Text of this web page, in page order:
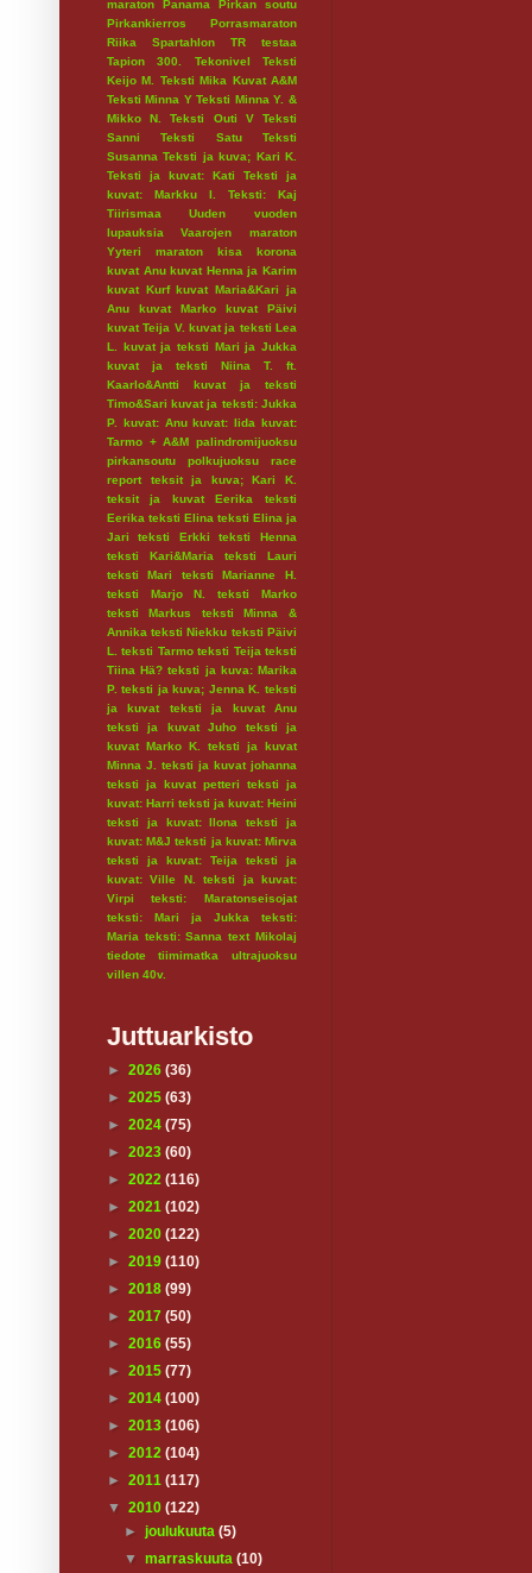
maraton Panama
Pirkan soutu
Pirkankierros
Porrasmaraton
Riika
Spartahlon
TR testaa
Tapion 300.
Tekonivel
Teksti
Keijo M.
Teksti Mika Kuvat A&M
Teksti Minna Y Teksti Minna Y. &
Mikko N.
Teksti Outi V
Teksti
Sanni
Teksti Satu
Teksti
Susanna Teksti ja kuva; Kari K.
Teksti ja kuvat: Kati
Teksti ja
kuvat: Markku I.
Teksti: Kaj
Tiirismaa
Uuden vuoden
lupauksia
Vaarojen maraton
Yyteri maraton
kisa
korona
kuvat Anu kuvat Henna ja Karim
kuvat Kurf kuvat Maria&Kari ja
Anu
kuvat Marko
kuvat Päivi
kuvat Teija V. kuvat ja teksti Lea
L.
kuvat ja teksti Mari ja Jukka
kuvat ja teksti Niina T. ft.
Kaarlo&Antti
kuvat ja teksti
Timo&Sari kuvat ja teksti: Jukka
P.
kuvat: Anu kuvat: Iida kuvat:
Tarmo + A&M palindromijuoksu
pirkansoutu
polkujuoksu
race
report
teksit ja kuva; Kari K.
teksit ja kuvat Eerika
teksti
Eerika teksti Elina teksti Elina ja
Jari
teksti Erkki
teksti Henna
teksti Kari&Maria
teksti Lauri
teksti Mari
teksti Marianne H.
teksti Marjo N.
teksti Marko
teksti Markus
teksti Minna &
Annika teksti Niekku teksti Päivi
L.
teksti Tarmo teksti Teija teksti
Tiina Hä? teksti ja kuva: Marika
P. teksti ja kuva; Jenna K.
teksti
ja kuvat
teksti ja kuvat Anu
teksti ja kuvat Juho
teksti ja
kuvat Marko K.
teksti ja kuvat
Minna J.
teksti ja kuvat johanna
teksti ja kuvat petteri
teksti ja
kuvat: Harri teksti ja kuvat: Heini
teksti ja kuvat: Ilona
teksti ja
kuvat: M&J teksti ja kuvat: Mirva
teksti ja kuvat: Teija
teksti ja
kuvat: Ville N.
teksti ja kuvat:
Virpi
teksti: Maratonseisojat
teksti: Mari ja Jukka
teksti:
Maria teksti: Sanna text Mikolaj
tiedote
tiimimatka
ultrajuoksu
villen 40v.
Juttuarkisto
► 2026 (36)
► 2025 (63)
► 2024 (75)
► 2023 (60)
► 2022 (116)
► 2021 (102)
► 2020 (122)
► 2019 (110)
► 2018 (99)
► 2017 (50)
► 2016 (55)
► 2015 (77)
► 2014 (100)
► 2013 (106)
► 2012 (104)
► 2011 (117)
▼ 2010 (122)
►joulukuuta(5)
▼marraskuuta(10)